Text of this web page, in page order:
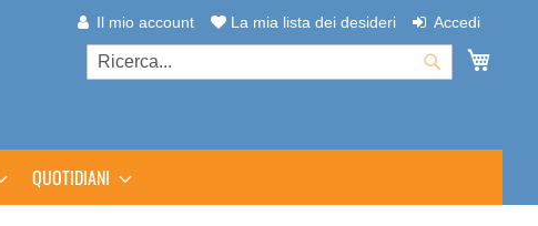
Il mio account La mia lista dei desideri Accedi
Cerca
QUOTIDIANI